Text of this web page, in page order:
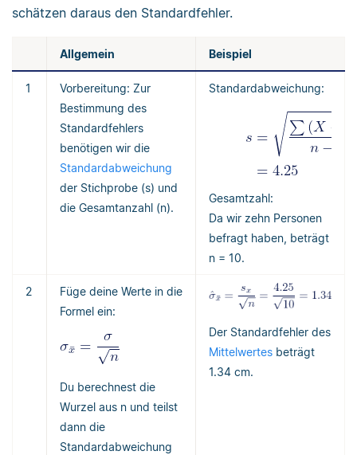
schätzen daraus den Standardfehler.
Allgemein Beispiel
1
Vorbereitung: Zur
Bestimmung des
Standardfehlers
benötigen wir die
Standardabweichung
der Stichprobe (s) und
die Gesamtanzahl (n).
Standardabweichung:
Gesamtzahl:
Da wir zehn Personen
befragt haben, beträgt
n = 10.
2
Füge deine Werte in die
Formel ein:
Du berechnest die
Wurzel aus n und teilst
dann die
Standardabweichung
Der Standardfehler des
Mittelwertes beträgt
1.34 cm.